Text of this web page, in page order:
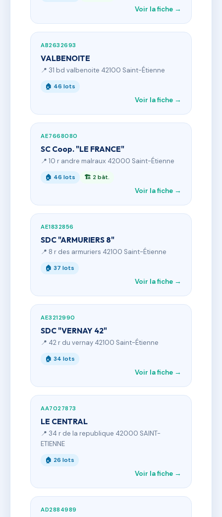
Voir la fiche →
AB2632693
VALBENOITE
📍 31 bd valbenoite 42100 Saint-Étienne
🏠 46 lots
Voir la fiche →
AE7668080
SC Coop. "LE FRANCE"
📍 10 r andre malraux 42000 Saint-Étienne
🏠 46 lots 🏗 2 bât.
Voir la fiche →
AE1832856
SDC "ARMURIERS 8"
📍 8 r des armuriers 42100 Saint-Étienne
🏠 37 lots
Voir la fiche →
AE3212990
SDC "VERNAY 42"
📍 42 r du vernay 42100 Saint-Étienne
🏠 34 lots
Voir la fiche →
AA7027873
LE CENTRAL
📍 34 r de la republique 42000 SAINT-
ETIENNE
🏠 26 lots
Voir la fiche →
AD2884989